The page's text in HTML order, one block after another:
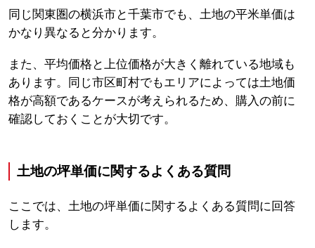
同じ関東圏の横浜市と千葉市でも、土地の平米単価は
かなり異なると分かります。
また、平均価格と上位価格が大きく離れている地域も
あります。同じ市区町村でもエリアによっては土地価
格が高額であるケースが考えられるため、購入の前に
確認しておくことが大切です。
土地の坪単価に関するよくある質問
ここでは、土地の坪単価に関するよくある質問に回答
します。